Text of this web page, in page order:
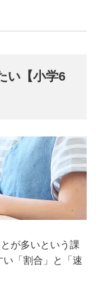
い【小学6
が多いという課
「割合」と「速